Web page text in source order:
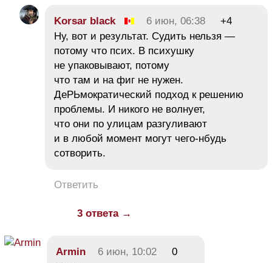
Korsar black 6 июн, 06:38
+4
Ну, вот и результат. Судить нельзя —
потому что псих. В психушку
не упаковывают, потому
что там и на фиг не нужен.
ДеРЬмократический подход к решению
проблемы. И никого не волнует,
что они по улицам разгуливают
и в любой момент могут чего-нбудь
сотворить.
Ответить
3 ответа →
Armin 6 июн, 10:02
0